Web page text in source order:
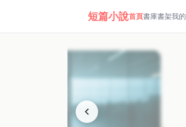
短篇小說首頁書庫書架我的